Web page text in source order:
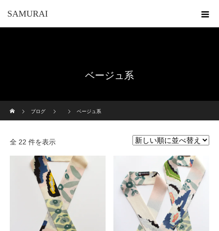
SAMURAI
ベージュ系
ブログ
ベージュ系
全 22 件を表示